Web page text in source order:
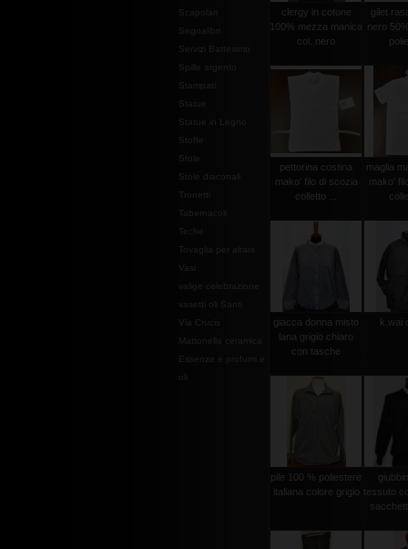
Scapolari
Segnalibri
Servizi Battesimo
Spille argento
Stampati
Statue
Statue in Legno
Stoffe
Stole
Stole diaconali
Tabernacoli
valige celebrazione
Mattonella ceramica
Essenze e profumi e
clergy in cotone
100% mezza manica
col. nero
gilet
nero
pettorina costina
mako' filo di scozia
colletto ...
maglia
mako'
giacca donna misto
lana grigio chiaro
con tasche
k.wai
pile 100 % poliestere
italiana colore grigio
tessuto